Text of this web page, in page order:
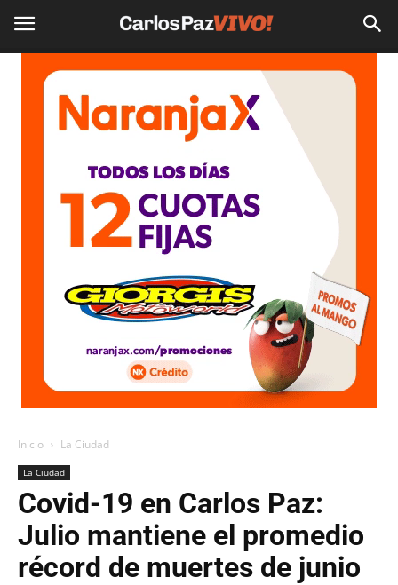
Inicio La Ciudad
La Ciudad
Covid-19 en Carlos Paz:
Julio mantiene el promedio
récord de muertes de junio